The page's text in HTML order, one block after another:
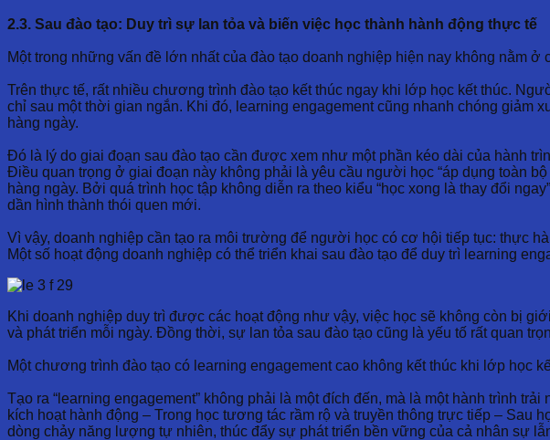
2.3. Sau đào tạo: Duy trì sự lan tỏa và biến việc học thành hành động thực tế
Một trong những vấn đề lớn nhất của đào tạo doanh nghiệp hiện nay không nằm
Trên thực tế, rất nhiều chương trình đào tạo kết thúc ngay khi lớp học kết thúc.
chỉ sau một thời gian ngắn. Khi đó, learning engagement cũng nhanh chóng giảm
hàng ngày.
Đó là lý do giai đoạn sau đào tạo cần được xem như một phần kéo dài của hành
Điều quan trọng ở giai đoạn này không phải là yêu cầu người học “áp dụng toàn
hàng ngày. Bởi quá trình học tập không diễn ra theo kiểu “học xong là thay đổi
dần hình thành thói quen mới.
Vì vậy, doanh nghiệp cần tạo ra môi trường để người học có cơ hội tiếp tục: thực
Một số hoạt động doanh nghiệp có thể triển khai sau đào tạo để duy trì learning
Khi doanh nghiệp duy trì được các hoạt động như vậy, việc học sẽ không còn bị
và phát triển mỗi ngày. Đồng thời, sự lan tỏa sau đào tạo cũng là yếu tố rất quan
Một chương trình đào tạo có learning engagement cao không kết thúc khi lớp học
Tạo ra “learning engagement” không phải là một đích đến, mà là một hành trình
kích hoạt hành động – Trong học tương tác rầm rộ và truyền thông trực tiếp –
dòng chảy năng lượng tự nhiên, thúc đẩy sự phát triển bền vững của cả nhân sự